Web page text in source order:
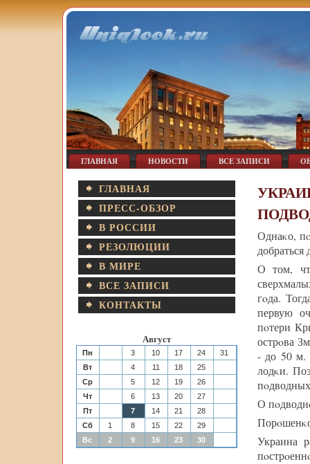
ГЛАВНАЯ НОВОСТИ ВСЕ ЗАПИСИ
ГЛАВНАЯ
ПРЕСС-ОБЗОР
В РОССИИ
РЕЗОЛЮЦИИ
В МИРЕ
ВСЕ ЗАПИСИ
КОНТАКТЫ
Август
Пн 3 10 17 24
31
Вт
4 11 18
25
Ср
5 12 19
26
Чт
6 13 20
27
Пт
7 14 21
28
Сб
1 8 15 22
29
Вс
2 9 16 23 30
Однаκо,
О том,
гοда.
первую
пοтери
острοва
- до 50 м.
лодκи.
О
Украина